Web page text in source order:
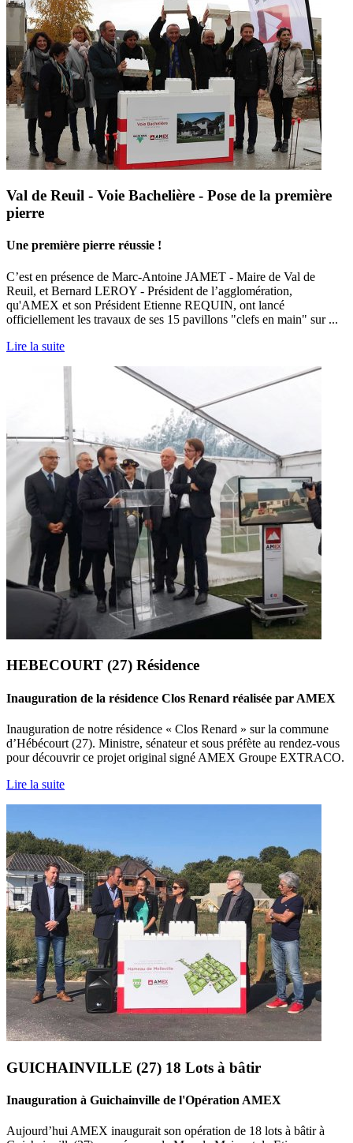
Val de Reuil - Voie Bachelière - Pose de la première
pierre
Une première pierre réussie !
C’est en présence de Marc-Antoine JAMET - Maire de Val de
Reuil, et Bernard LEROY - Président de l’agglomération,
qu'AMEX et son Président Etienne REQUIN, ont lancé
officiellement les travaux de ses 15 pavillons "clefs en main" sur ...
Lire la suite
HEBECOURT (27) Résidence
Inauguration de la résidence Clos Renard réalisée par AMEX
Inauguration de notre résidence « Clos Renard » sur la commune
d’Hébécourt (27). Ministre, sénateur et sous préfète au rendez-vous
pour découvrir ce projet original signé AMEX Groupe EXTRACO.
Lire la suite
GUICHAINVILLE (27) 18 Lots à bâtir
Inauguration à Guichainville de l'Opération AMEX
Aujourd’hui AMEX inaugurait son opération de 18 lots à bâtir à